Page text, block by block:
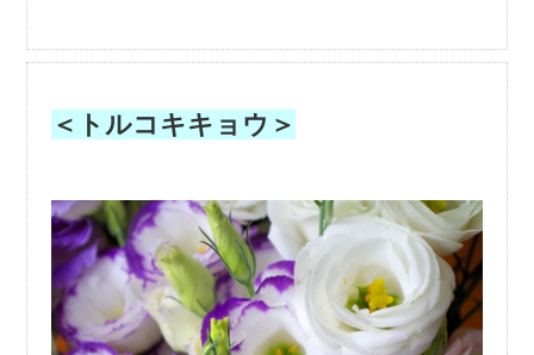
＜トルコキキョウ＞